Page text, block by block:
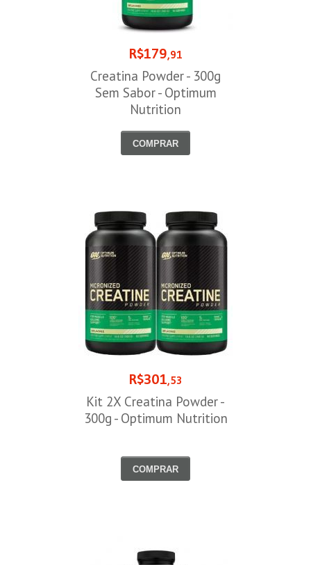
R$179,91
Creatina Powder - 300g
Sem Sabor - Optimum
Nutrition
COMPRAR
R$301,53
Kit 2X Creatina Powder -
300g - Optimum Nutrition
COMPRAR